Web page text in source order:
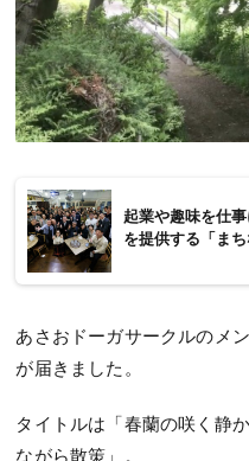
起業や趣味を仕
を提供する「ま
あさおドーガサークルのメ
が届きました。
タイトルは「春蘭の咲く静
ながら散策」。